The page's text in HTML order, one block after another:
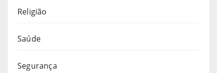
Religião
Saúde
Segurança